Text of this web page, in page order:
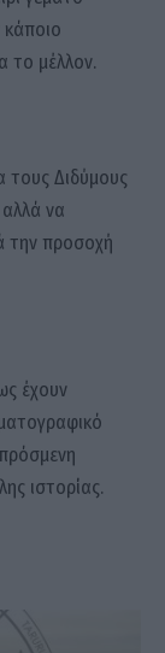
κάποιο
το μέλλον.
τους Διδύμους
να
την προσοχή
έχουν
ιστορίας.